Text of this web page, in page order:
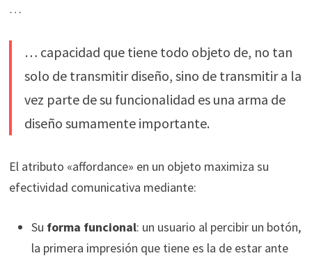
…
… capacidad que tiene todo objeto de, no tan
solo de transmitir diseño, sino de transmitir a la
vez parte de su funcionalidad es una arma de
diseño sumamente importante.
El atributo «affordance» en un objeto maximiza su
efectividad comunicativa mediante:
Su forma funcional: un usuario al percibir un botón,
la primera impresión que tiene es la de estar ante